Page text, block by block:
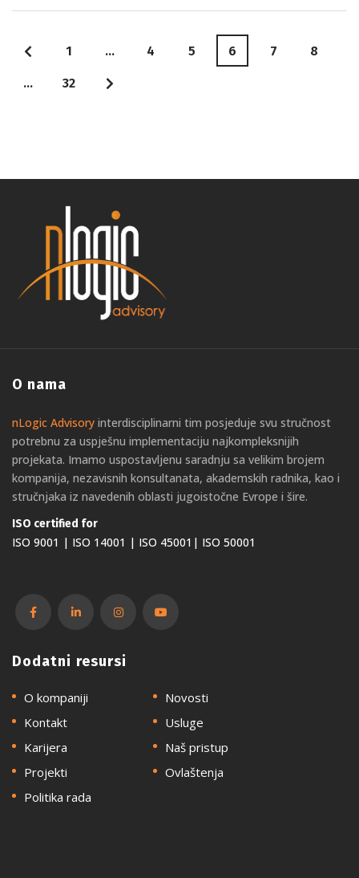
1 … 4 5 6 7 8
… 32
O nama
nLogic Advisory interdisciplinarni tim posjeduje svu stručnost
potrebnu za uspješnu implementaciju najkompleksnijih
projekata. Imamo uspostavljenu saradnju sa velikim brojem
kompanija, nezavisnih konsultanata, akademskih radnika, kao i
stručnjaka iz navedenih oblasti jugoistočne Evrope i šire.
ISO certified for
ISO 9001 | ISO 14001 | ISO 45001| ISO 50001
Dodatni resursi
O kompaniji
Novosti
Kontakt
Usluge
Karijera
Naš pristup
Projekti
Ovlaštenja
Politika rada